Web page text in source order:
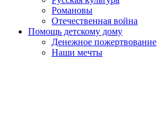
Романовы
Отечественная война
Помощь детскому дому
Денежное пожертвование
Наши мечты